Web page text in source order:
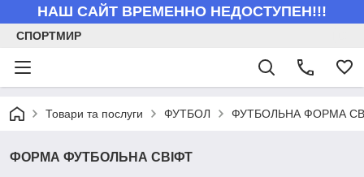
НАШ САЙТ ВРЕМЕННО НЕДОСТУПЕН!!!
СПОРТМИР
Товари та послуги ФУТБОЛ ФУТБОЛЬНА ФОРМА
ФОРМА ФУТБОЛЬНА СВІФТ